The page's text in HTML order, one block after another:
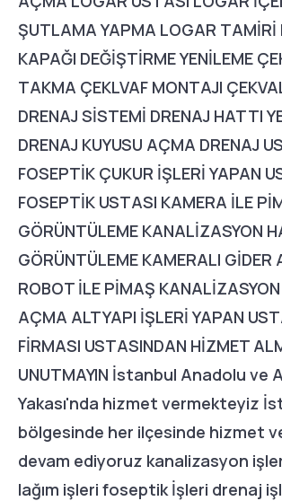
ŞUTLAMA YAPMA LOGAR TAMİRİ
KAPAĞI DEĞİŞTİRME YENİLEME
TAKMA ÇEKLVAF MONTAJI
DRENAJ SİSTEMİ DRENAJ HATTI
DRENAJ KUYUSU AÇMA DRENAJ
FOSEPTİK ÇUKUR İŞLERİ YAPAN
FOSEPTİK USTASI KAMERA İLE
GÖRÜNTÜLEME KANALİZASYON
GÖRÜNTÜLEME KAMERALI GİDER
ROBOT İLE PİMAŞ
AÇMA ALTYAPI İŞLERİ YAPAN
FİRMASI USTASINDAN HİZMET
UNUTMAYIN İstanbul Anadolu ve
Yakası'nda hizmet vermekteyiz
bölgesinde her ilçesinde hizmet
devam ediyoruz kanalizasyon
lağım işleri foseptik İşleri drenaj